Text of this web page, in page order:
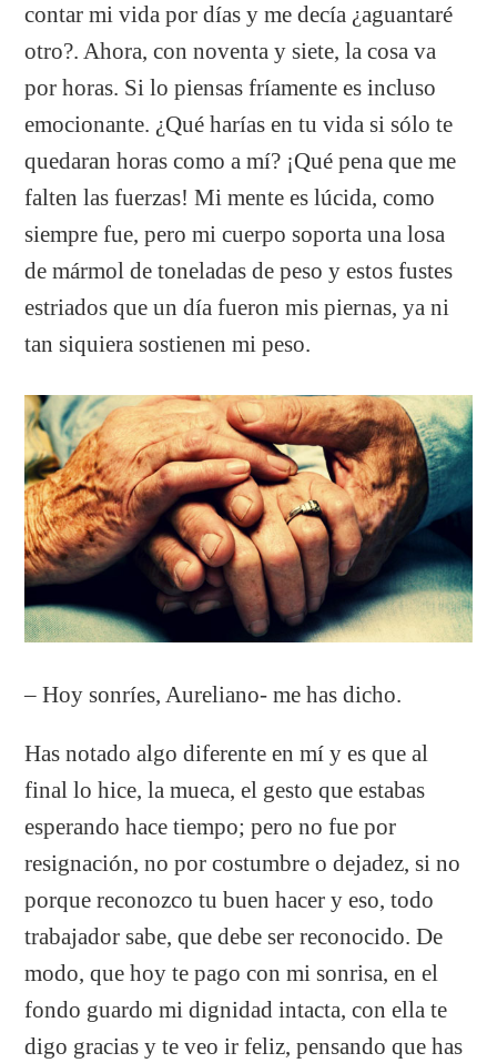
contar mi vida por días y me decía ¿aguantaré
otro?. Ahora, con noventa y siete, la cosa va
por horas. Si lo piensas fríamente es incluso
emocionante. ¿Qué harías en tu vida si sólo te
quedaran horas como a mí? ¡Qué pena que me
falten las fuerzas! Mi mente es lúcida, como
siempre fue, pero mi cuerpo soporta una losa
de mármol de toneladas de peso y estos fustes
estriados que un día fueron mis piernas, ya ni
tan siquiera sostienen mi peso.
– Hoy sonríes, Aureliano- me has dicho.
Has notado algo diferente en mí y es que al
final lo hice, la mueca, el gesto que estabas
esperando hace tiempo; pero no fue por
resignación, no por costumbre o dejadez, si no
porque reconozco tu buen hacer y eso, todo
trabajador sabe, que debe ser reconocido. De
modo, que hoy te pago con mi sonrisa, en el
fondo guardo mi dignidad intacta, con ella te
digo gracias y te veo ir feliz, pensando que has